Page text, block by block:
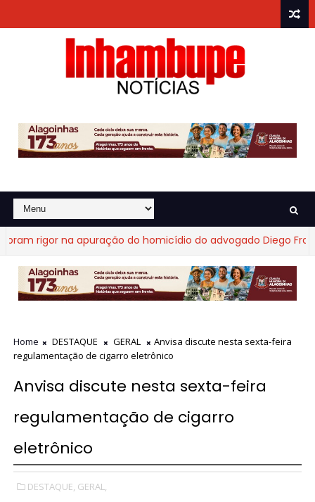
rigor na apuração do homicídio do advogado Diego Fraga
Home DESTAQUE GERAL
Anvisa discute nesta sexta-feira
regulamentação de cigarro eletrônico
Anvisa discute nesta sexta-feira
regulamentação de cigarro
eletrônico
DESTAQUE, GERAL,